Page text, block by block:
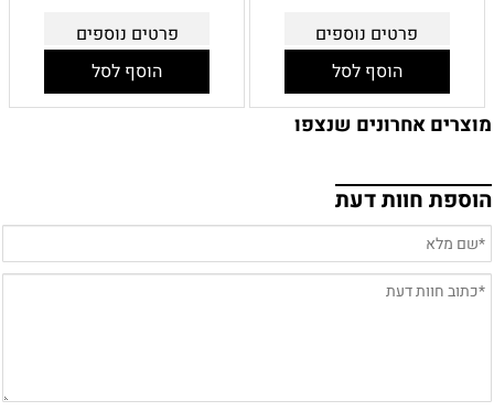
פרטים נוספים
הוסף לסל
פרטים נוספים
הוסף לסל
מוצרים אחרונים שנצפו
הוספת חוות דעת